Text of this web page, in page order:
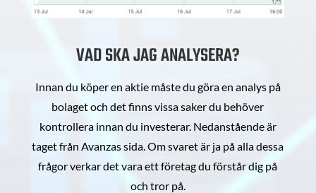
VAD SKA JAG ANALYSERA?
Innan du köper en aktie måste du göra en analys på
bolaget och det finns vissa saker du behöver
kontrollera innan du investerar. Nedanstående är
taget från Avanzas sida. Om svaret är ja på alla dessa
frågor verkar det vara ett företag du förstår dig på
och tror på.